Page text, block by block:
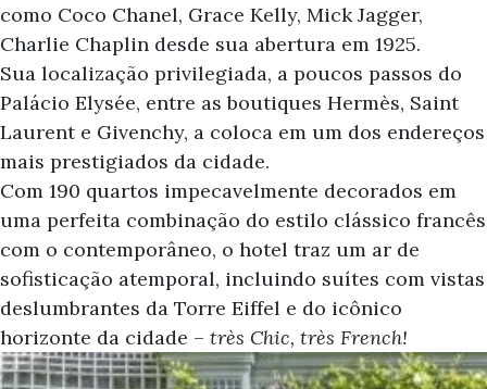
como Coco Chanel, Grace Kelly, Mick Jagger,
Charlie Chaplin desde sua abertura em 1925.
Sua localização privilegiada, a poucos passos do
Palácio Elysée, entre as boutiques Hermès, Saint
Laurent e Givenchy, a coloca em um dos endereços
mais prestigiados da cidade.
Com 190 quartos impecavelmente decorados em
uma perfeita combinação do estilo clássico francês
com o contemporâneo, o hotel traz um ar de
sofisticação atemporal, incluindo suítes com vistas
deslumbrantes da Torre Eiffel e do icônico
horizonte da cidade – très Chic, très French!